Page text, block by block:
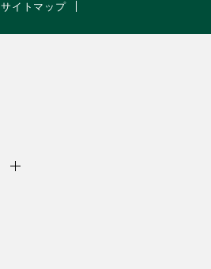
サイトマップ